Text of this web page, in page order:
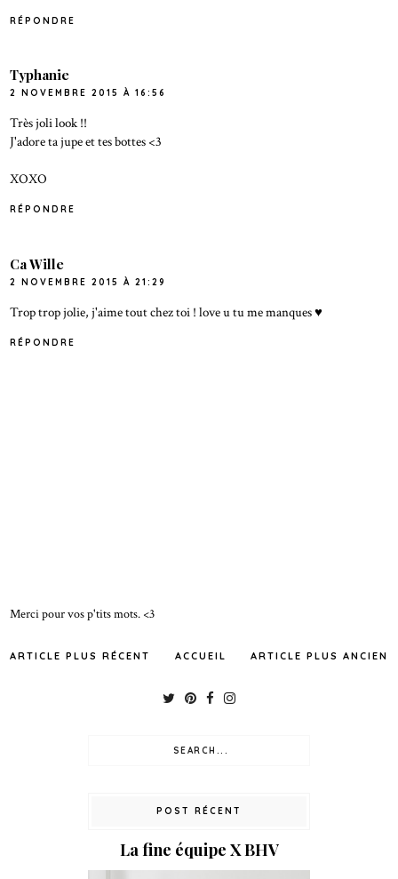
RÉPONDRE
Typhanie
2 NOVEMBRE 2015 À 16:56
Très joli look !!
J'adore ta jupe et tes bottes <3
XOXO
RÉPONDRE
Ca Wille
2 NOVEMBRE 2015 À 21:29
Trop trop jolie, j'aime tout chez toi ! love u tu me manques ♥
RÉPONDRE
Merci pour vos p'tits mots. <3
ARTICLE PLUS RÉCENT ARTICLE PLUS ANCIEN
ACCUEIL
POST RÉCENT
La fine équipe X BHV